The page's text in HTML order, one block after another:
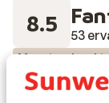
8.5 53
Meest
7.4 Goed